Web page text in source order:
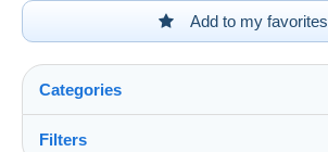
Add to my favorites
Categories
Filters